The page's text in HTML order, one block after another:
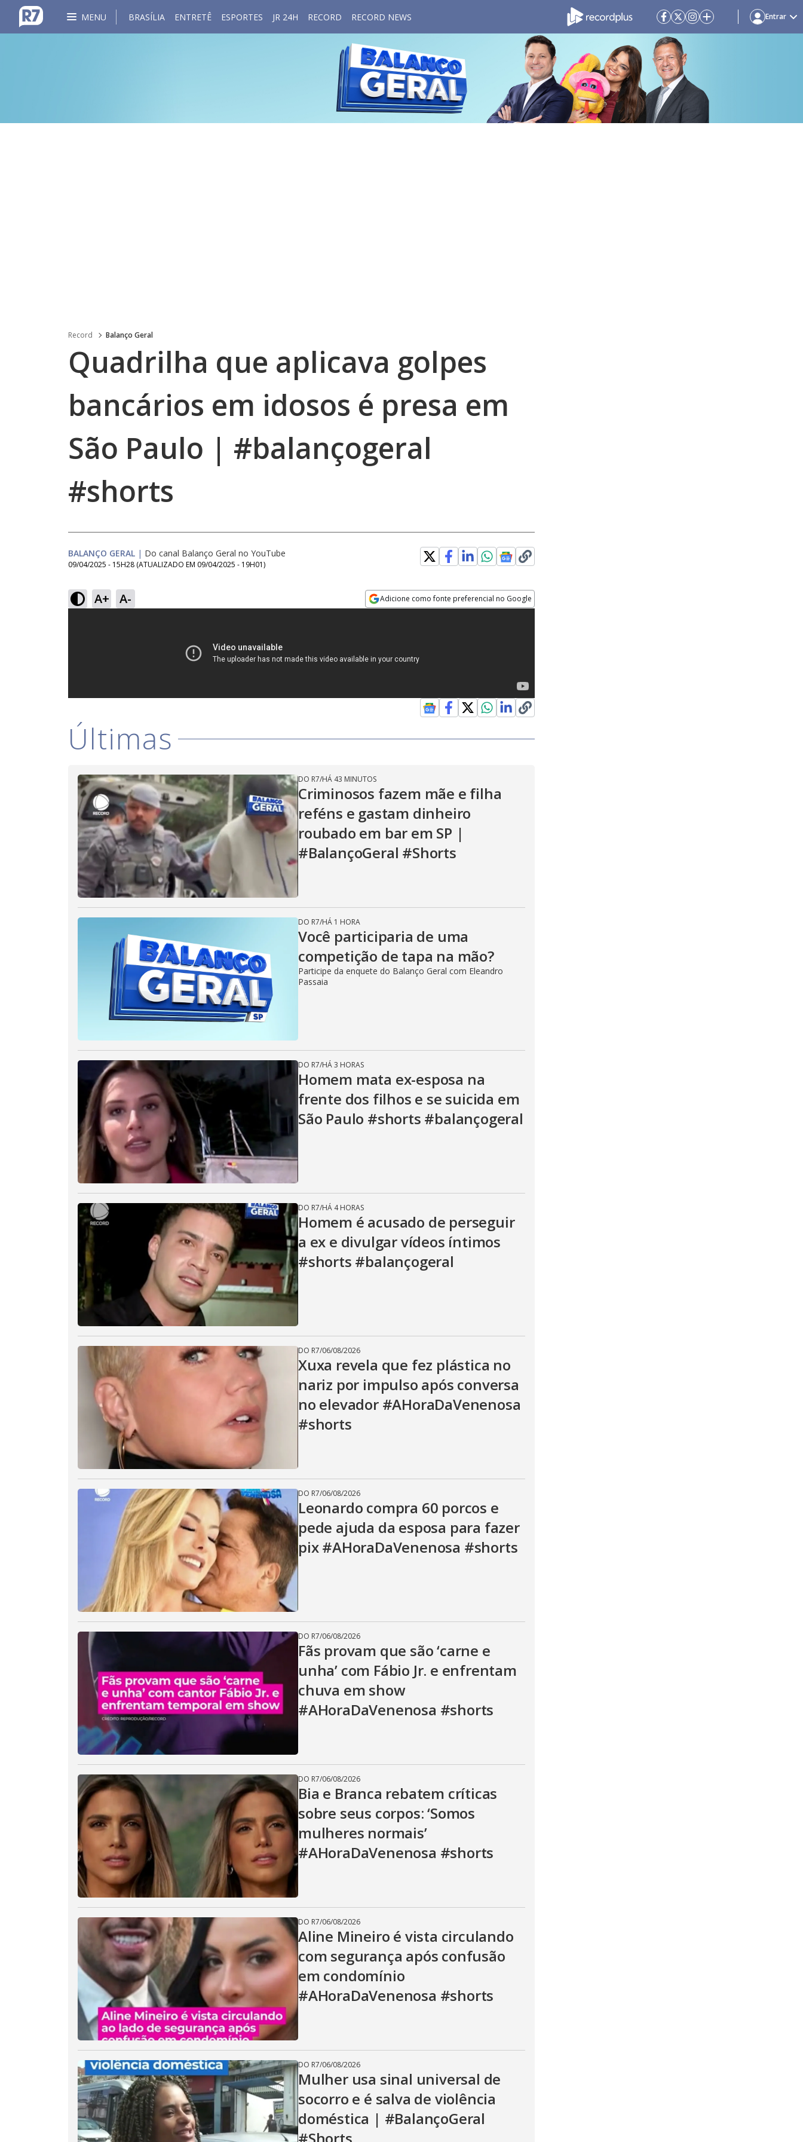
MENU BRASÍLIA ENTRETÊ ESPORTES JR 24H RECORD RECORD NEWS Entrar
Record Balanço Geral
Quadrilha que aplicava golpes
bancários em idosos é presa em
São Paulo | #balançogeral
#shorts
BALANÇO GERAL | Do canal Balanço Geral no YouTube
09/04/2025 - 15H28 (ATUALIZADO EM 09/04/2025 - 19H01)
A+ A- Adicione como fonte preferencial no Google
Últimas
DO R7/HÁ 43 MINUTOS
Criminosos fazem mãe e filha
reféns e gastam dinheiro
roubado em bar em SP |
#BalançoGeral #Shorts
DO R7/HÁ 1 HORA
Você participaria de uma
competição de tapa na mão?
Participe da enquete do Balanço Geral com Eleandro
Passaia
DO R7/HÁ 3 HORAS
Homem mata ex-esposa na
frente dos filhos e se suicida em
São Paulo #shorts #balançogeral
DO R7/HÁ 4 HORAS
Homem é acusado de perseguir
a ex e divulgar vídeos íntimos
#shorts #balançogeral
DO R7/06/08/2026
Xuxa revela que fez plástica no
nariz por impulso após conversa
no elevador #AHoraDaVenenosa
#shorts
DO R7/06/08/2026
Leonardo compra 60 porcos e
pede ajuda da esposa para fazer
pix #AHoraDaVenenosa #shorts
DO R7/06/08/2026
Fãs provam que são ‘carne e
unha’ com Fábio Jr. e enfrentam
chuva em show
#AHoraDaVenenosa #shorts
DO R7/06/08/2026
Bia e Branca rebatem críticas
sobre seus corpos: ‘Somos
mulheres normais’
#AHoraDaVenenosa #shorts
DO R7/06/08/2026
Aline Mineiro é vista circulando
com segurança após confusão
em condomínio
#AHoraDaVenenosa #shorts
DO R7/06/08/2026
Mulher usa sinal universal de
socorro e é salva de violência
doméstica | #BalançoGeral